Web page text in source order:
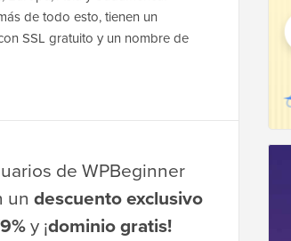
de todo esto, tienen un
SSL gratuito y un nombre de
de WPBeginner
un descuento exclusivo
y ¡dominio gratis!